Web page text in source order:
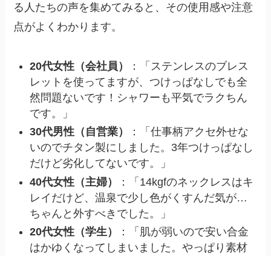
る人たちの声を集めてみると、その使用感や注意
点がよくわかります。
20代女性（会社員）
：「ステンレスのブレス
レットを使ってますが、つけっぱなしでも全
然問題ないです！シャワーも平気でラクちん
です。」
30代男性（自営業）
：「仕事柄アクセ外せな
いのでチタン製にしました。3年つけっぱなし
だけど劣化してないです。」
40代女性（主婦）
：「14kgfのネックレスはキ
レイだけど、温泉で少し色がくすんだ気が…
ちゃんと外すべきでした。」
20代女性（学生）
：「肌が弱いので安い合金
はかゆくなってしまいました。やっぱり素材